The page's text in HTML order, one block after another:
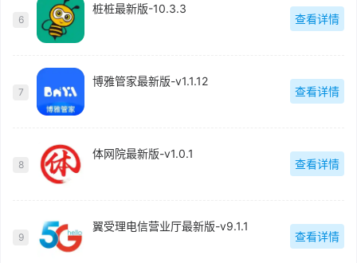
6
桩桩最新版-10.3.3
查看详情
7
博雅管家最新版-v1.1.12
查看详情
8
体网院最新版-v1.0.1
查看详情
9
翼受理电信营业厅最新版-v9.1.1
查看详情